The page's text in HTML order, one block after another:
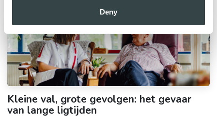
Deny
Kleine val, grote gevolgen: het gevaar
van lange ligtijden